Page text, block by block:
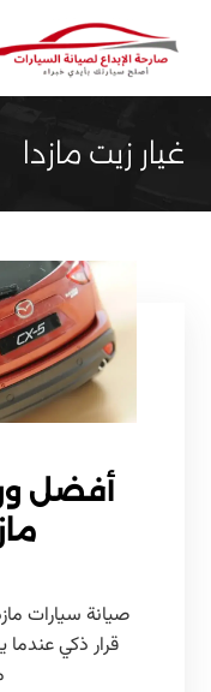
غيار زيت مازدا
أفضل
صيانة سيارات
قرار ذكي